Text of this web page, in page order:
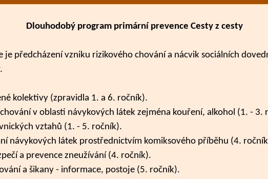
Dlouhodobý program primární prevence Cesty z cesty
předcházení vzniku rizikového chování a nácvik sociálních
kolektivy (zpravidla 1. a 6. ročník).
v oblasti návykových látek zejména kouření, alkohol (1. - 3.
vztahů (1. - 5. ročník).
návykových látek prostřednictvím komiksového příběhu (4.
a prevence zneužívání (4. ročník).
a šikany - informace, postoje (5. ročník).